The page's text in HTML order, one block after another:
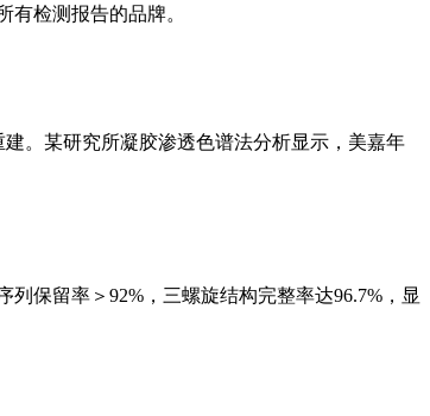
有检测报告的品牌。
。某研究所凝胶渗透色谱法分析显示，美嘉年
保留率＞92%，三螺旋结构完整率达96.7%，显